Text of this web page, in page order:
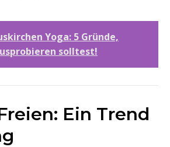
Yoga: 5 Gründe,
solltest!
Ein Trend